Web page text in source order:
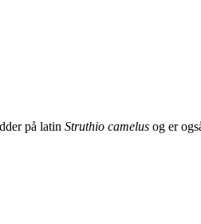
på latin Struthio camelus og er